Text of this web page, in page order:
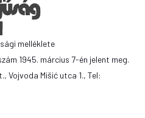
melléklete
1945. március 7-én jelent meg.
Vojvoda Mišić utca 1., Tel: